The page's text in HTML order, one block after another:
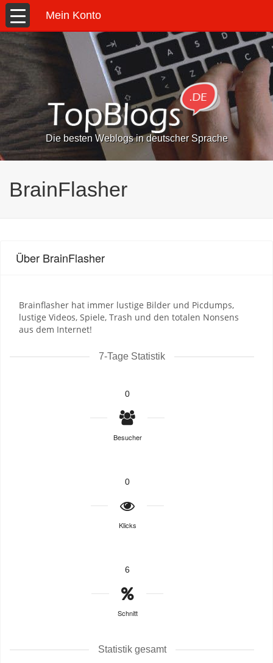
Mein Konto
Die besten Weblogs in deutscher Sprache
BrainFlasher
Über BrainFlasher
Brainflasher hat immer lustige Bilder und Picdumps,
lustige Videos, Spiele, Trash und den totalen Nonsens
aus dem Internet!
7-Tage Statistik
0
Besucher
0
Klicks
6
Schnitt
Statistik gesamt